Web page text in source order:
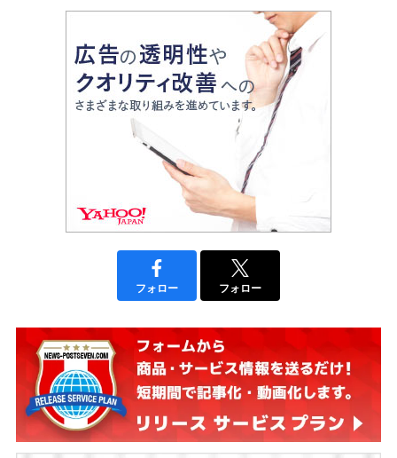
フォロー フォロー